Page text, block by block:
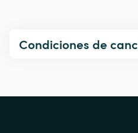
Condiciones de